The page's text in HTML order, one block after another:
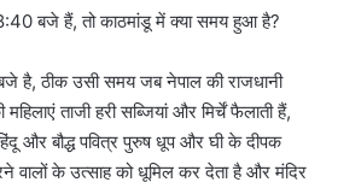
बजे हैं, तो काठमांडू में क्या समय हुआ है?
है, ठीक उसी समय जब नेपाल की राजधानी
महिलाएं ताजी हरी सब्जियां और मिर्चें फैलाती हैं,
और बौद्ध पवित्र पुरुष धूप और घी के दीपक
के उत्साह को धूमिल कर देता है और मंदिर